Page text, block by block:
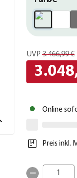
UVP 3.466,99 €
Online
Preis inkl.
1